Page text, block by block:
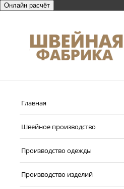
Онлайн расчёт
Главная
Швейное производство
Производство одежды
Производство изделий